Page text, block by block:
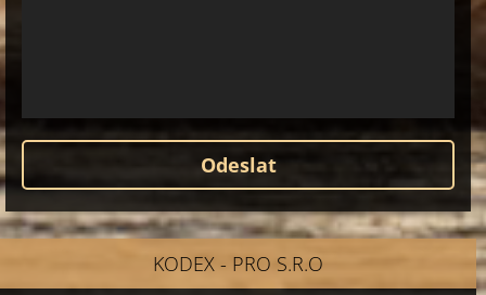
KODEX - PRO S.R.O